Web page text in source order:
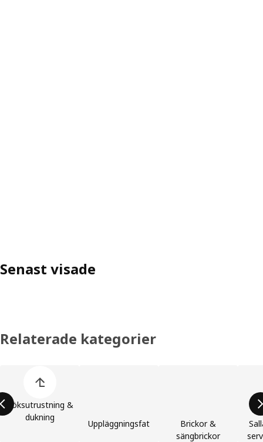
Senast visade
Relaterade kategorier
Köksutrustning &
dukning
Uppläggningsfat
Brickor &
sängbrickor